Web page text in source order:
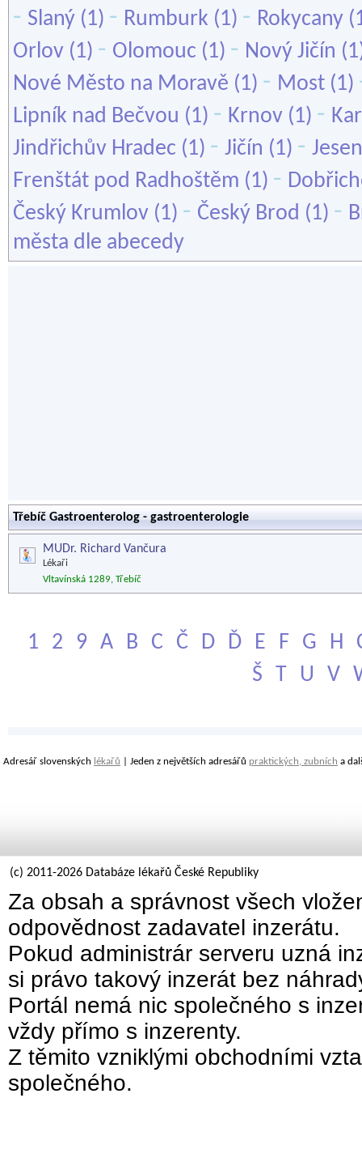
- Slaný (1) - Rumburk (1) - Rokycany
Orlov (1) - Olomouc (1) - Nový Jičín
Nové Město na Moravě (1) - Most (1)
Lipník nad Bečvou (1) - Krnov (1) -
Jindřichův Hradec (1) - Jičín (1) -
Frenštát pod Radhoštěm (1) -
Český Krumlov (1) - Český Brod (1) -
města dle abecedy
Třebíč Gastroenterolog - gastroenterologie
MUDr. Richard Vančura
Lékaři
Vltavínská 1289, Třebíč
1 2 9 A B C Č D Ď E F G H
Š
T U V
Adresář slovenských lékařů | Jeden z největších adresářů praktických, zubních a
(c) 2011-2026 Databáze lékařů České Republiky
Za obsah a správnost všech
odpovědnost zadavatel inzerátu.
Pokud administrár serveru uzná
si právo takový inzerát bez
Portál nemá nic společného s
vždy přímo s inzerenty.
Z těmito vzniklými obchodními
společného.